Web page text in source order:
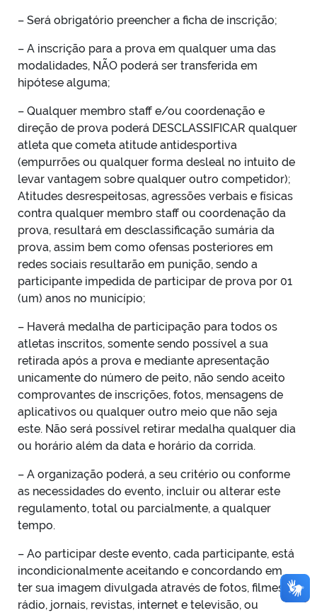
– Será obrigatório preencher a ficha de inscrição;
– A inscrição para a prova em qualquer uma das
modalidades, NÃO poderá ser transferida em
hipótese alguma;
– Qualquer membro staff e/ou coordenação e
direção de prova poderá DESCLASSIFICAR qualquer
atleta que cometa atitude antidesportiva
(empurrões ou qualquer forma desleal no intuito de
levar vantagem sobre qualquer outro competidor);
Atitudes desrespeitosas, agressões verbais e físicas
contra qualquer membro staff ou coordenação da
prova, resultará em desclassificação sumária da
prova, assim bem como ofensas posteriores em
redes sociais resultarão em punição, sendo a
participante impedida de participar de prova por 01
(um) anos no município;
– Haverá medalha de participação para todos os
atletas inscritos, somente sendo possível a sua
retirada após a prova e mediante apresentação
unicamente do número de peito, não sendo aceito
comprovantes de inscrições, fotos, mensagens de
aplicativos ou qualquer outro meio que não seja
este. Não será possível retirar medalha qualquer dia
ou horário além da data e horário da corrida.
– A organização poderá, a seu critério ou conforme
as necessidades do evento, incluir ou alterar este
regulamento, total ou parcialmente, a qualquer
tempo.
– Ao participar deste evento, cada participante, está
incondicionalmente aceitando e concordando em
ter sua imagem divulgada através de fotos, filmes,
rádio, jornais, revistas, internet e televisão, ou